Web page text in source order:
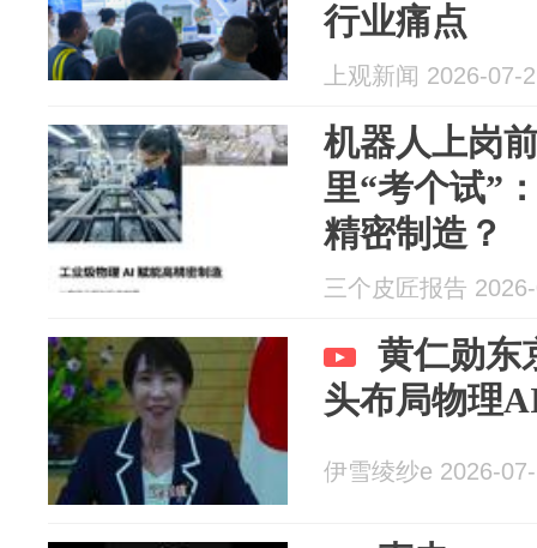
行业痛点
上观新闻 2026-07-
机器人上岗
里“考个试”
精密制造？
三个皮匠报告
黄仁勋东
头布局物理
伊雪绫纱e 2026-